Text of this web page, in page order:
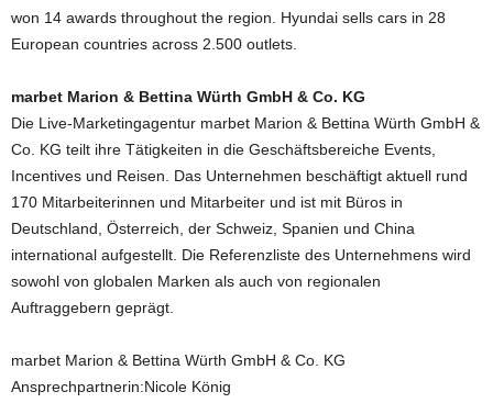
won 14 awards throughout the region. Hyundai sells cars in 28
European countries across 2.500 outlets.
marbet Marion & Bettina Würth GmbH & Co. KG
Die Live-Marketingagentur marbet Marion & Bettina Würth GmbH &
Co. KG teilt ihre Tätigkeiten in die Geschäftsbereiche Events,
Incentives und Reisen. Das Unternehmen beschäftigt aktuell rund
170 Mitarbeiterinnen und Mitarbeiter und ist mit Büros in
Deutschland, Österreich, der Schweiz, Spanien und China
international aufgestellt. Die Referenzliste des Unternehmens wird
sowohl von globalen Marken als auch von regionalen
Auftraggebern geprägt.
marbet Marion & Bettina Würth GmbH & Co. KG
Ansprechpartnerin:Nicole König